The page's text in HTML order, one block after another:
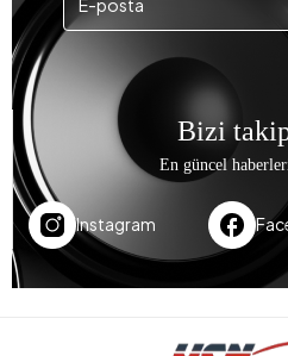
Bizi
En güncel
Instagram